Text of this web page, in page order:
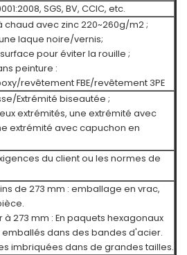
SGS, BV, CCIC, etc.
chaud avec zinc 220~260g/m2 ;
laque noire/vernis;
pour éviter la rouille ;
peinture :
revêtement FBE/revêtement 3PE
Extrémité biseautée ;
extrémités, une extrémité avec
extrémité avec capuchon en
du client ou les normes de
de 273 mm : emballage en vrac,
à 273 mm : En paquets hexagonaux
dans des bandes d'acier.
imbriquées dans de grandes tailles.